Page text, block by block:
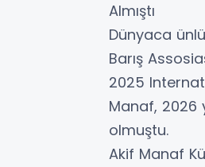
Almıştı
Dünyaca
Barış
2025
Manaf, 2026
olmuştu.
Akif Manaf